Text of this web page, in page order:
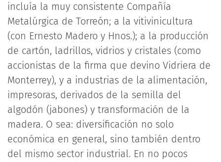
incluía la muy consistente Compañía
Metalúrgica de Torreón; a la vitivinicultura
(con Ernesto Madero y Hnos.); a la producción
de cartón, ladrillos, vidrios y cristales (como
accionistas de la firma que devino Vidriera de
Monterrey), y a industrias de la alimentación,
impresoras, derivados de la semilla del
algodón (jabones) y transformación de la
madera. O sea: diversificación no solo
económica en general, sino también dentro
del mismo sector industrial. En no pocos